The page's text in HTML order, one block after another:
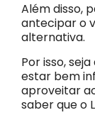
Além disso,
antecipar o
alternativa.
Por isso,
estar bem
aproveitar
saber que o